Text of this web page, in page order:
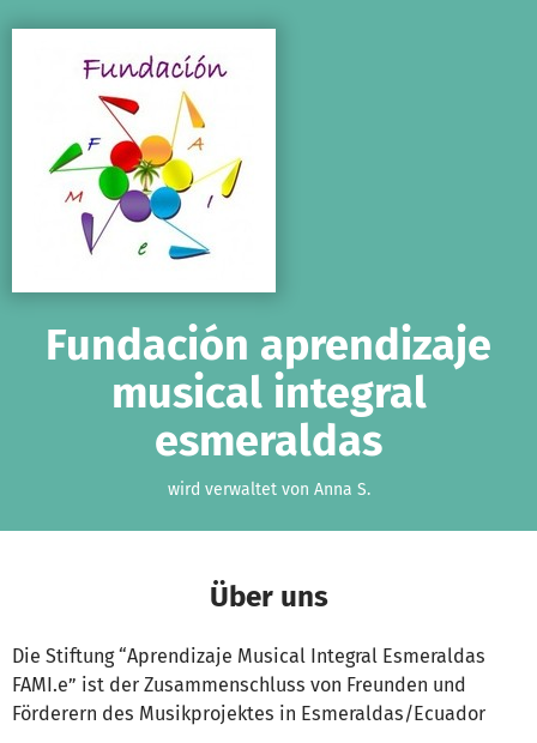
Fundación aprendizaje
musical integral
esmeraldas
wird verwaltet von Anna S.
Über uns
Die Stiftung “Aprendizaje Musical Integral Esmeraldas
FAMI.e” ist der Zusammenschluss von Freunden und
Förderern des Musikprojektes in Esmeraldas/Ecuador